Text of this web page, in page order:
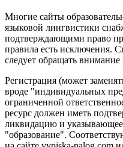
Многие сайты
языковой лингвистики
подтверждающими право
правила есть исключения.
следует обращать внимание
Регистрация (может
вроде "индивидуальных
ограниченной
ресурс должен иметь
ликвидацию и указывающее
"образование".